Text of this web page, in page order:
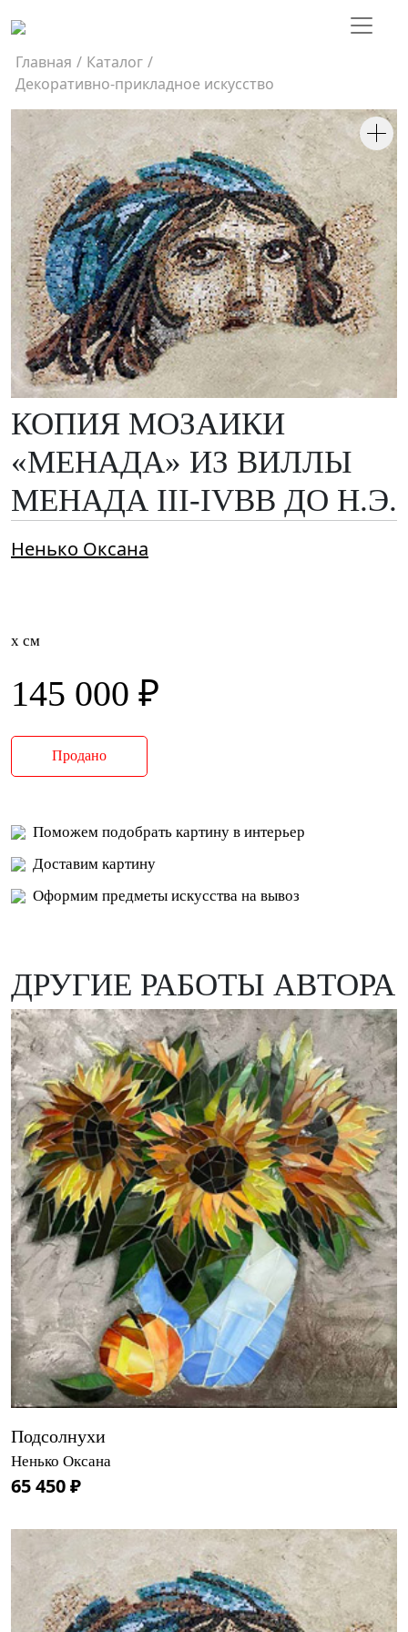
Главная / Каталог /
Декоративно-прикладное искусство
КОПИЯ МОЗАИКИ
«МЕНАДА» ИЗ ВИЛЛЫ
МЕНАДА III-IVВВ ДО Н.Э.
Ненько Оксана
x см
145 000 ₽
Продано
Поможем подобрать картину в интерьер
Доставим картину
Оформим предметы искусства на вывоз
ДРУГИЕ РАБОТЫ АВТОРА
Подсолнухи
Ненько Оксана
65 450 ₽